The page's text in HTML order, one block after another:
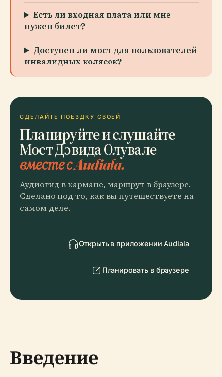
Есть ли входная плата или мне
нужен билет?
Доступен ли мост для пользователей
инвалидных колясок?
СДЕЛАЙТЕ ПОЕЗДКУ СВОЕЙ
Планируйте и слушайте
Мост Дэвида Олувале
вместе с Audiala.
Аудиогид в кармане, маршрут в браузере.
Сделано под то, как вы путешествуете на
самом деле.
Открыть в приложении Audiala
Планировать в браузере
Введение